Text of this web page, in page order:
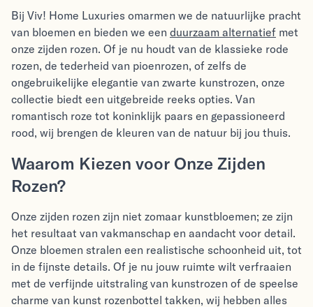
Bij Viv! Home Luxuries omarmen we de natuurlijke pracht
van bloemen en bieden we een duurzaam alternatief met
onze zijden rozen. Of je nu houdt van de klassieke rode
rozen, de tederheid van pioenrozen, of zelfs de
ongebruikelijke elegantie van zwarte kunstrozen, onze
collectie biedt een uitgebreide reeks opties. Van
romantisch roze tot koninklijk paars en gepassioneerd
rood, wij brengen de kleuren van de natuur bij jou thuis.
Waarom Kiezen voor Onze Zijden
Rozen?
Onze zijden rozen zijn niet zomaar kunstbloemen; ze zijn
het resultaat van vakmanschap en aandacht voor detail.
Onze bloemen stralen een realistische schoonheid uit, tot
in de fijnste details. Of je nu jouw ruimte wilt verfraaien
met de verfijnde uitstraling van kunstrozen of de speelse
charme van kunst rozenbottel takken, wij hebben alles